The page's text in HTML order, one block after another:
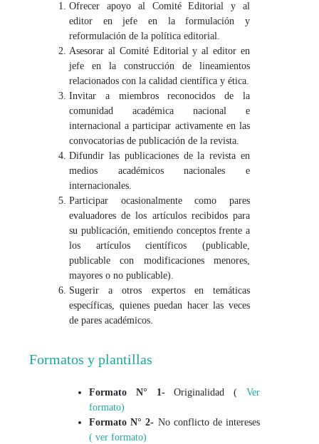
Ofrecer apoyo al Comité Editorial y al
editor en jefe en la formulación y
reformulación de la política editorial.
Asesorar al Comité Editorial y al editor en
jefe en la construcción de lineamientos
relacionados con la calidad científica y ética.
Invitar a miembros reconocidos de la
comunidad académica nacional e
internacional a participar activamente en las
convocatorias de publicación de la revista.
Difundir las publicaciones de la revista en
medios académicos nacionales e
internacionales.
Participar ocasionalmente como pares
evaluadores de los artículos recibidos para
su publicación, emitiendo conceptos frente a
los artículos científicos (publicable,
publicable con modificaciones menores,
mayores o no publicable).
Sugerir a otros expertos en temáticas
específicas, quienes puedan hacer las veces
de pares académicos.
Formatos y plantillas
Formato N° 1-Originalidad ( Ver
formato)
Formato N° 2- No conflicto de intereses
( ver formato)